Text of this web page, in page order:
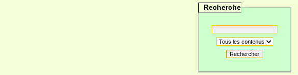
Recherche
Rechercher